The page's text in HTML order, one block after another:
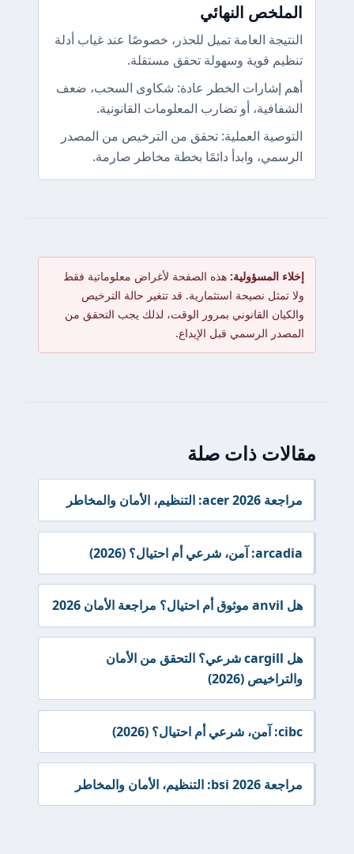
الملخص النهائي
النتيجة العامة تميل للحذر، خصوصًا عند غياب أدلة
تنظيم قوية وسهولة تحقق مستقلة.
أهم إشارات الخطر عادة: شكاوى السحب، ضعف
الشفافية، أو تضارب المعلومات القانونية.
التوصية العملية: تحقق من الترخيص من المصدر
الرسمي، وابدأ دائمًا بخطة مخاطر صارمة.
إخلاء المسؤولية: هذه الصفحة لأغراض معلوماتية فقط
ولا تمثل نصيحة استثمارية. قد تتغير حالة الترخيص
والكيان القانوني بمرور الوقت، لذلك يجب التحقق من
المصدر الرسمي قبل الإيداع.
مقالات ذات صلة
مراجعة acer 2026: التنظيم، الأمان والمخاطر
arcadia: آمن، شرعي أم احتيال؟ (2026)
هل anvil موثوق أم احتيال؟ مراجعة الأمان 2026
هل cargill شرعي؟ التحقق من الأمان
والتراخيص (2026)
cibc: آمن، شرعي أم احتيال؟ (2026)
مراجعة bsi 2026: التنظيم، الأمان والمخاطر